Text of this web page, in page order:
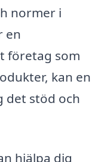
normer i
en
företag som
kan en
det stöd och
hjälpa dig